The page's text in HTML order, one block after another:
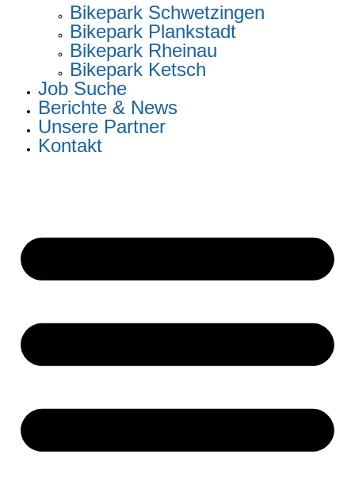
Bikepark Schwetzingen
Bikepark Plankstadt
Bikepark Rheinau
Bikepark Ketsch
Job Suche
Berichte & News
Unsere Partner
Kontakt